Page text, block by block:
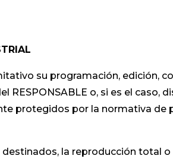
su programación, edición,
o, si es el
protegidos por la normativa
la reproducción total